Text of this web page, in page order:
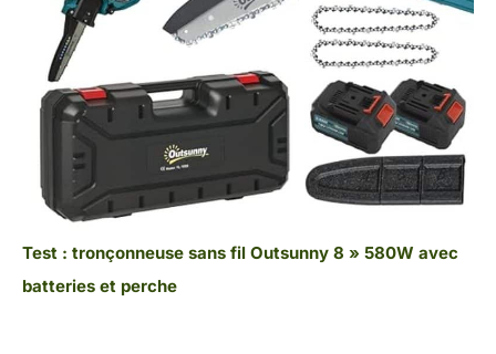
Test : tronçonneuse sans fil Outsunny 8 » 580W avec
batteries et perche